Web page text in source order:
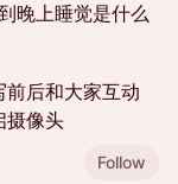
晚上睡觉是什么
后和大家互动
摄像头
Follow